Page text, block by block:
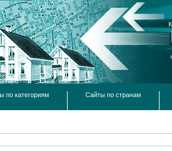
по категориям Сайты по странам